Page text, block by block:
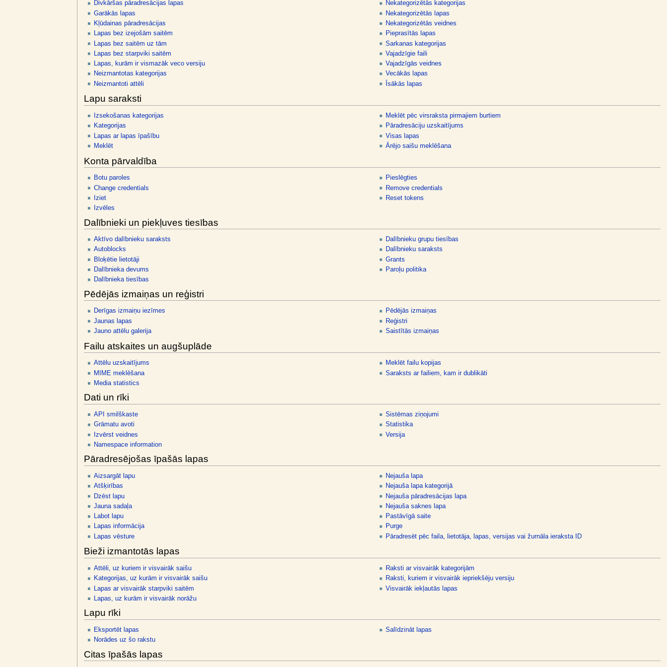
Divkāršas pāradresācijas lapas
Garākās lapas
Kļūdainas pāradresācijas
Lapas bez izejošām saitēm
Lapas bez saitēm uz tām
Lapas bez starpviki saitēm
Lapas, kurām ir vismazāk veco versiju
Neizmantotas kategorijas
Neizmantoti attēli
Nekategorizētās kategorijas
Nekategorizētās lapas
Nekategorizētās veidnes
Pieprasītās lapas
Sarkanas kategorijas
Vajadzīgie faili
Vajadzīgās veidnes
Vecākās lapas
Īsākās lapas
Lapu saraksti
Izsekošanas kategorijas
Kategorijas
Lapas ar lapas īpašību
Meklēt
Meklēt pēc virsraksta pirmajiem burtiem
Pāradresāciju uzskaitījums
Visas lapas
Ārējo saišu meklēšana
Konta pārvaldība
Botu paroles
Change credentials
Iziet
Izvēles
Pieslēgties
Remove credentials
Reset tokens
Dalībnieki un piekļuves tiesības
Aktīvo dalībnieku saraksts
Autoblocks
Bloķētie lietotāji
Dalībnieka devums
Dalībnieka tiesības
Dalībnieku grupu tiesības
Dalībnieku saraksts
Grants
Paroļu politika
Pēdējās izmaiņas un reģistri
Derīgas izmaiņu iezīmes
Jaunas lapas
Jauno attēlu galerija
Pēdējās izmaiņas
Reģistri
Saistītās izmaiņas
Failu atskaites un augšuplāde
Attēlu uzskaitījums
MIME meklēšana
Media statistics
Meklēt failu kopijas
Saraksts ar failiem, kam ir dublikāti
Dati un rīki
API smilškaste
Grāmatu avoti
Izvērst veidnes
Namespace information
Sistēmas ziņojumi
Statistika
Versija
Pāradresējošas īpašās lapas
Aizsargāt lapu
Atšķirības
Dzēst lapu
Jauna sadaļa
Labot lapu
Lapas informācija
Lapas vēsture
Nejauša lapa
Nejauša lapa kategorijā
Nejauša pāradresācijas lapa
Nejauša saknes lapa
Pastāvīgā saite
Purge
Pāradresēt pēc faila, lietotāja, lapas, versijas vai žurnāla ieraksta ID
Bieži izmantotās lapas
Attēli, uz kuriem ir visvairāk saišu
Kategorijas, uz kurām ir visvairāk saišu
Lapas ar visvairāk starpviki saitēm
Lapas, uz kurām ir visvairāk norāžu
Raksti ar visvairāk kategorijām
Raksti, kuriem ir visvairāk iepriekšēju versiju
Visvairāk iekļautās lapas
Lapu rīki
Eksportēt lapas
Norādes uz šo rakstu
Salīdzināt lapas
Citas īpašās lapas